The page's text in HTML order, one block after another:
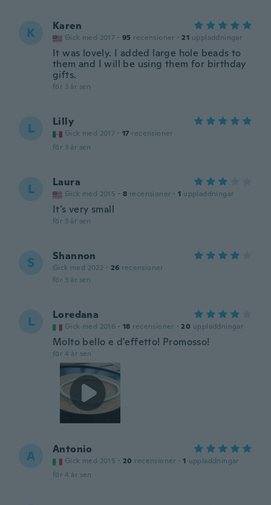
K Karen
Gick med 2017 · 95 recensioner · 21 uppladdningar
It was lovely. I added large hole beads to
them and I will be using them for birthday
gifts.
för 3 år sen
L Lilly
Gick med 2017 · 17 recensioner
för 3 år sen
L Laura
Gick med 2015 · 8 recensioner · 1 uppladdningar
It's very small
för 3 år sen
S Shannon
Gick med 2022 · 26 recensioner
för 3 år sen
L Loredana
Gick med 2016 · 18 recensioner · 20 uppladdningar
Molto bello e d'effetto! Promosso!
för 4 år sen
A Antonio
Gick med 2015 · 20 recensioner · 1 uppladdningar
för 4 år sen